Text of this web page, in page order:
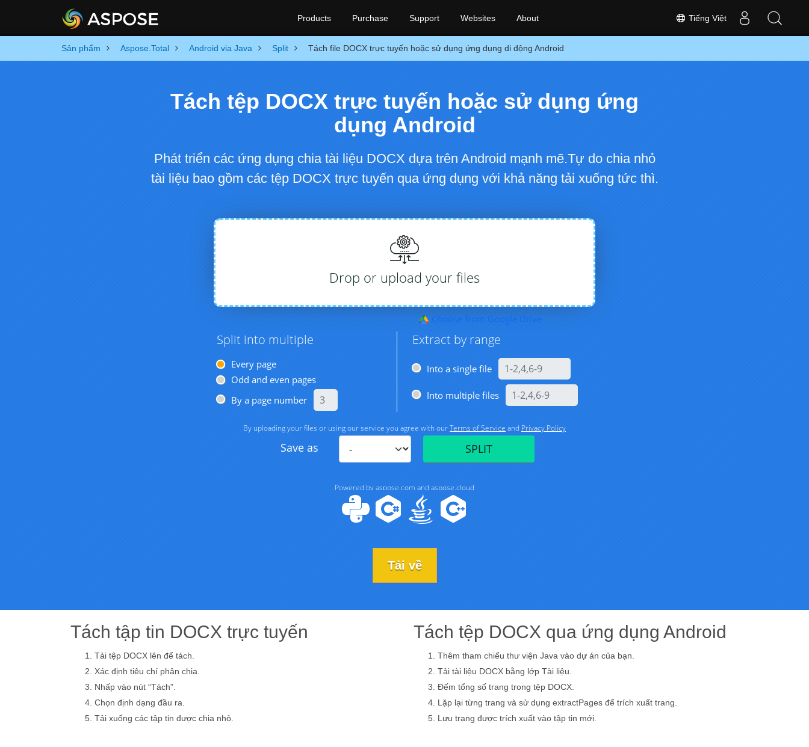
Tiếng Việt
Products Purchase Support Websites About
Sản phẩm Aspose.Total Android via Java Split Tách file DOCX trực tuyến hoặc sử dụng ứng dụng di động Android
Tách tệp DOCX trực tuyến hoặc sử dụng ứng
dụng Android
Phát triển các ứng dụng chia tài liệu DOCX dựa trên Android mạnh mẽ.Tự do chia nhỏ
tài liệu bao gồm các tệp DOCX trực tuyến qua ứng dụng với khả năng tải xuống tức thì.
Tải về
Tách tập tin DOCX trực tuyến
Tải tệp DOCX lên để tách.
Xác định tiêu chí phân chia.
Nhấp vào nút “Tách”.
Chọn định dạng đầu ra.
Tải xuống các tập tin được chia nhỏ.
Tách tệp DOCX qua ứng dụng Android
Thêm tham chiếu thư viện Java vào dự án của bạn.
Tải tài liệu DOCX bằng lớp Tài liệu.
Đếm tổng số trang trong tệp DOCX.
Lặp lại từng trang và sử dụng extractPages để trích xuất trang.
Lưu trang được trích xuất vào tập tin mới.